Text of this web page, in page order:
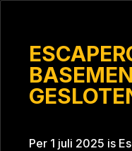
Per 1 juli 2025 is